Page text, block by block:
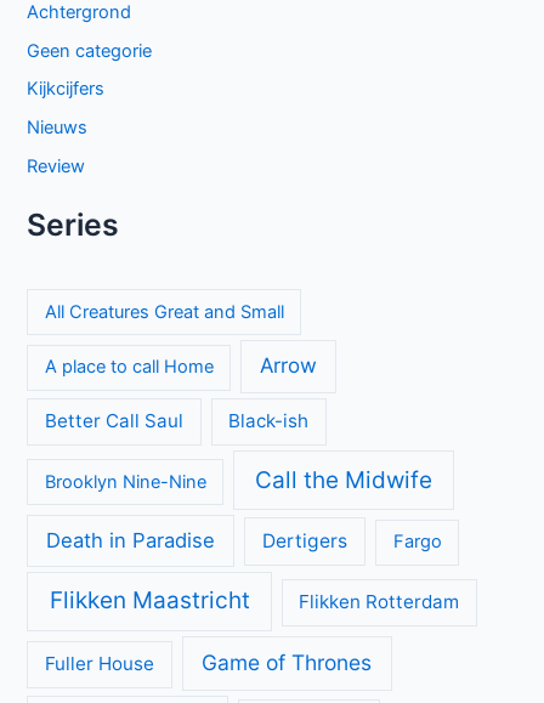
Achtergrond
Geen categorie
Kijkcijfers
Nieuws
Review
Series
All Creatures Great and Small
A place to call Home Arrow
Better Call Saul Black-ish
Brooklyn Nine-Nine Call the Midwife
Death in Paradise Dertigers Fargo
Flikken Maastricht Flikken Rotterdam
Fuller House Game of Thrones